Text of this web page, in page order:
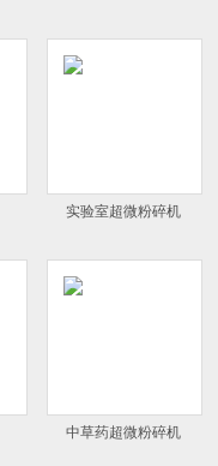
实验室超微粉碎机
中草药超微粉碎机